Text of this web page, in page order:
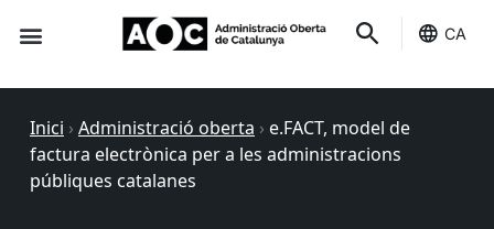
CA
Inici › Administració oberta › e.FACT, model de
factura electrònica per a les administracions
públiques catalanes